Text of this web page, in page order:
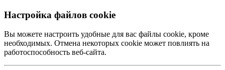
Настройка файлов cookie
Вы можете настроить удобные для вас файлы cookie, кроме
необходимых. Отмена некоторых cookie может повлиять на
работоспособность веб-сайта.